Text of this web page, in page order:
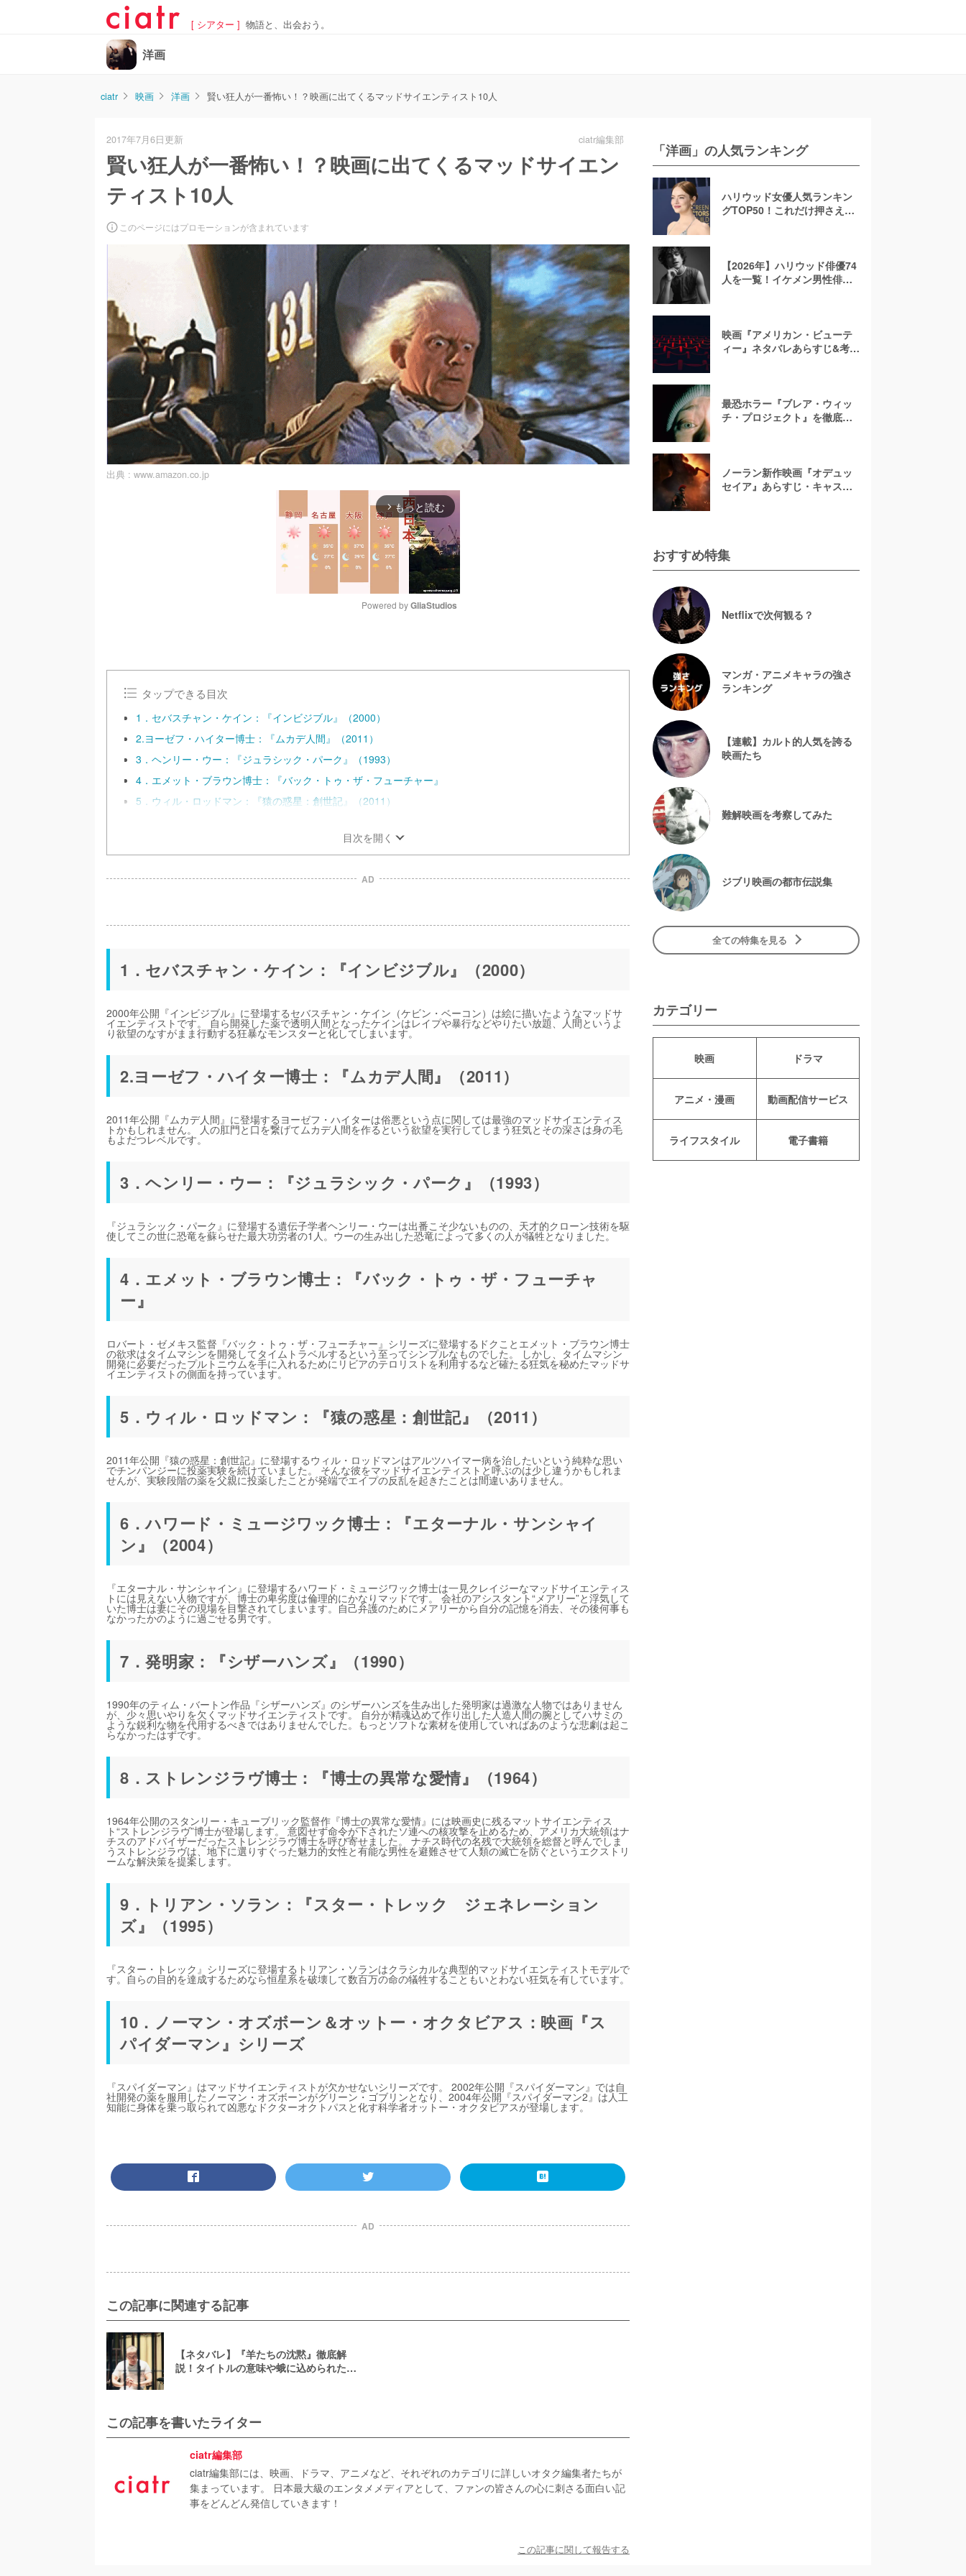
[ シアター ] 物語と、出会おう。
洋画
ciatr 映画 洋画 賢い狂人が一番怖い！？映画に出てくるマッドサイエンティスト10人
2017年7月6日更新 ciatr編集部
賢い狂人が一番怖い！？映画に出てくるマッドサイエン
ティスト10人
このページにはプロモーションが含まれています
出典 : www.amazon.co.jp
arrow_forward_ios もっと読む
u
Powered by GliaStudios
タップできる目次
1．セバスチャン・ケイン：『インビジブル』（2000）
2.ヨーゼフ・ハイター博士：『ムカデ人間』（2011）
3．ヘンリー・ウー：『ジュラシック・パーク』（1993）
4．エメット・ブラウン博士：『バック・トゥ・ザ・フューチャー』
5．ウィル・ロッドマン：『猿の惑星：創世記』（2011）
目次を開く
AD
1．セバスチャン・ケイン：『インビジブル』（2000）
2000年公開『インビジブル』に登場するセバスチャン・ケイン（ケビン・ベーコン）は絵に描いたようなマッドサ
イエンティストです。 自ら開発した薬で透明人間となったケインはレイプや暴行などやりたい放題、人間というよ
り欲望のなすがまま行動する狂暴なモンスターと化してしまいます。
2.ヨーゼフ・ハイター博士：『ムカデ人間』（2011）
2011年公開『ムカデ人間』に登場するヨーゼフ・ハイターは俗悪という点に関しては最強のマッドサイエンティス
トかもしれません。 人の肛門と口を繋げてムカデ人間を作るという欲望を実行してしまう狂気とその深さは身の毛
もよだつレベルです。
3．ヘンリー・ウー：『ジュラシック・パーク』（1993）
『ジュラシック・パーク』に登場する遺伝子学者ヘンリー・ウーは出番こそ少ないものの、天才的クローン技術を駆
使してこの世に恐竜を蘇らせた最大功労者の1人。ウーの生み出した恐竜によって多くの人が犠牲となりました。
4．エメット・ブラウン博士：『バック・トゥ・ザ・フューチャ
ー』
ロバート・ゼメキス監督『バック・トゥ・ザ・フューチャー』シリーズに登場するドクことエメット・ブラウン博士
の欲求はタイムマシンを開発してタイムトラベルするという至ってシンプルなものでした。 しかし、タイムマシン
開発に必要だったプルトニウムを手に入れるためにリビアのテロリストを利用するなど確たる狂気を秘めたマッドサ
イエンティストの側面を持っています。
5．ウィル・ロッドマン：『猿の惑星：創世記』（2011）
2011年公開『猿の惑星：創世記』に登場するウィル・ロッドマンはアルツハイマー病を治したいという純粋な思い
でチンパンジーに投薬実験を続けていました。 そんな彼をマッドサイエンティストと呼ぶのは少し違うかもしれま
せんが、実験段階の薬を父親に投薬したことが発端でエイプの反乱を起きたことは間違いありません。
6．ハワード・ミュージワック博士：『エターナル・サンシャイ
ン』（2004）
『エターナル・サンシャイン』に登場するハワード・ミュージワック博士は一見クレイジーなマッドサイエンティス
トには見えない人物ですが、博士の卑劣度は倫理的にかなりマッドです。 会社のアシスタント“メアリー”と浮気して
いた博士は妻にその現場を目撃されてしまいます。自己弁護のためにメアリーから自分の記憶を消去、その後何事も
なかったかのように過ごせる男です。
7．発明家：『シザーハンズ』（1990）
1990年のティム・バートン作品『シザーハンズ』のシザーハンズを生み出した発明家は過激な人物ではありません
が、少々思いやりを欠くマッドサイエンティストです。 自分が精魂込めて作り出した人造人間の腕としてハサミの
ような鋭利な物を代用するべきではありませんでした。もっとソフトな素材を使用していればあのような悲劇は起こ
らなかったはずです。
8．ストレンジラヴ博士：『博士の異常な愛情』（1964）
1964年公開のスタンリー・キューブリック監督作『博士の異常な愛情』には映画史に残るマットサイエンティス
ト“ストレンジラヴ”博士が登場します。 意図せず命令が下されたソ連への核攻撃を止めるため、アメリカ大統領はナ
チスのアドバイザーだったストレンジラヴ博士を呼び寄せました。 ナチス時代の名残で大統領を総督と呼んでしま
うストレンジラヴは、地下に選りすぐった魅力的女性と有能な男性を避難させて人類の滅亡を防ぐというエクストリ
ームな解決策を提案します。
9．トリアン・ソラン：『スター・トレック ジェネレーション
ズ』（1995）
『スター・トレック』シリーズに登場するトリアン・ソランはクラシカルな典型的マッドサイエンティストモデルで
す。自らの目的を達成するためなら恒星系を破壊して数百万の命の犠牲することもいとわない狂気を有しています。
10．ノーマン・オズボーン＆オットー・オクタビアス：映画『ス
パイダーマン』シリーズ
『スパイダーマン』はマッドサイエンティストが欠かせないシリーズです。 2002年公開『スパイダーマン』では自
社開発の薬を服用したノーマン・オズボーンがグリーン・ゴブリンとなり、2004年公開『スパイダーマン2』は人工
知能に身体を乗っ取られて凶悪なドクターオクトパスと化す科学者オットー・オクタビアスが登場します。
AD
この記事に関連する記事
【ネタバレ】『羊たちの沈黙』徹底解
説！タイトルの意味や蛾に込められた秘
この記事を書いたライター
ciatr編集部
ciatr編集部には、映画、ドラマ、アニメなど、それぞれのカテゴリに詳しいオタク編集者たちが
集まっています。 日本最大級のエンタメメディアとして、ファンの皆さんの心に刺さる面白い記
事をどんどん発信していきます！
この記事に関して報告する
「洋画」の人気ランキング
ハリウッド女優人気ランキン
グTOP50！これだけ押さえれ
【2026年】ハリウッド俳優74
人を一覧！イケメン男性俳優
映画『アメリカン・ビューテ
ィー』ネタバレあらすじ&考
最恐ホラー『ブレア・ウィッ
チ・プロジェクト』を徹底紹
ノーラン新作映画『オデュッ
セイア』あらすじ・キャスト
おすすめ特集
Netflixで次何観る？
マンガ・アニメキャラの強さ
ランキング
【連載】カルト的人気を誇る
映画たち
難解映画を考察してみた
ジブリ映画の都市伝説集
全ての特集を見る
カテゴリー
映画 ドラマ
アニメ・漫画 動画配信サービス
ライフスタイル 電子書籍